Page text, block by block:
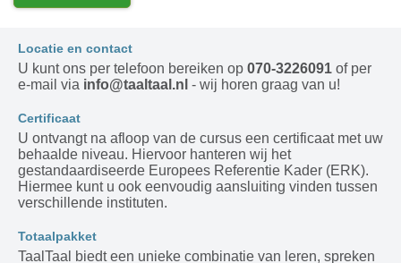
Locatie en contact
U kunt ons per telefoon bereiken op 070-3226091 of per
e-mail via info@taaltaal.nl - wij horen graag van u!
Certificaat
U ontvangt na afloop van de cursus een certificaat met uw
behaalde niveau. Hiervoor hanteren wij het
gestandaardiseerde Europees Referentie Kader (ERK).
Hiermee kunt u ook eenvoudig aansluiting vinden tussen
verschillende instituten.
Totaalpakket
TaalTaal biedt een unieke combinatie van leren, spreken